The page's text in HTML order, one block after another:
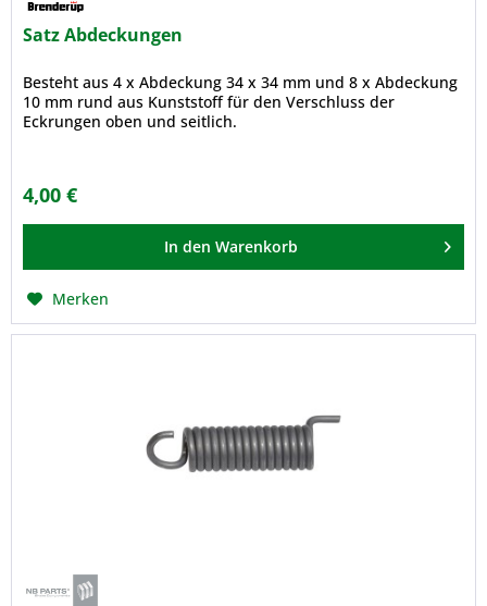
Satz Abdeckungen
Besteht aus 4 x Abdeckung 34 x 34 mm und 8 x Abdeckung
10 mm rund aus Kunststoff für den Verschluss der
Eckrungen oben und seitlich.
4,00 €
In den Warenkorb
Merken